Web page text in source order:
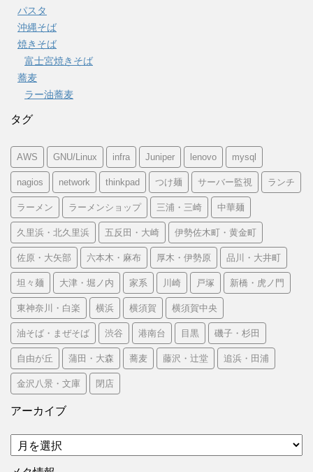
パスタ
沖縄そば
焼きそば
富士宮焼きそば
蕎麦
ラー油蕎麦
タグ
AWS GNU/Linux infra Juniper lenovo mysql
nagios network thinkpad つけ麺 サーバー監視 ランチ
ラーメン ラーメンショップ 三浦・三崎 中華麺
久里浜・北久里浜 五反田・大崎 伊勢佐木町・黄金町
佐原・大矢部 六本木・麻布 厚木・伊勢原 品川・大井町
坦々麺 大津・堀ノ内 家系 川崎 戸塚 新橋・虎ノ門
東神奈川・白楽 横浜 横須賀 横須賀中央
油そば・まぜそば 渋谷 港南台 目黒 磯子・杉田
自由が丘 蒲田・大森 蕎麦 藤沢・辻堂 追浜・田浦
金沢八景・文庫 閉店
アーカイブ
ア
ー
カ